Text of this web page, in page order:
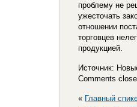
проблему не
ужесточать
отношении
торговцев
продукцией.
Источник:
Comments
« Главный